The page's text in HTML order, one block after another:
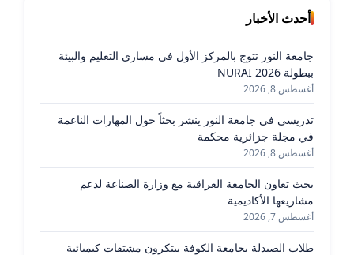
أحدث الأخبار
جامعة النور تتوج بالمركز الأول في مساري التعليم والبيئة
ببطولة NURAI 2026
أغسطس 8, 2026
تدريسي في جامعة النور ينشر بحثاً حول المهارات الناعمة
في مجلة جزائرية محكمة
أغسطس 8, 2026
بحث تعاون الجامعة العراقية مع وزارة الصناعة لدعم
مشاريعها الأكاديمية
أغسطس 7, 2026
طلاب الصيدلة بجامعة الكوفة يبتكرون مشتقات كيميائية